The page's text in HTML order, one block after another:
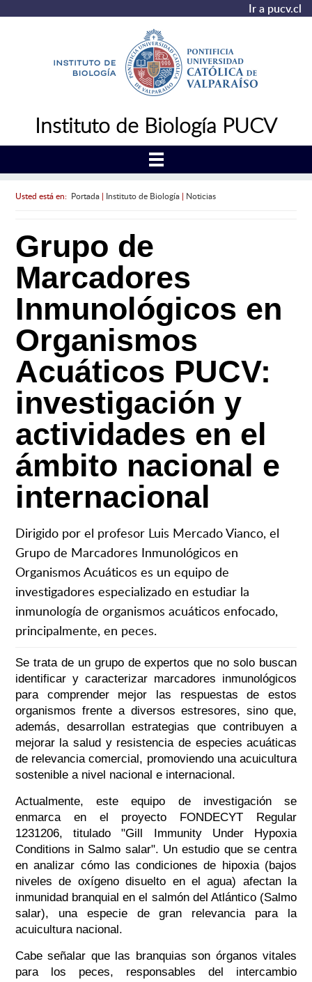
Ir a pucv.cl
Instituto de Biología PUCV
Usted está en: Portada| Instituto de Biología| Noticias
Grupo de
Marcadores
Inmunológicos en
Organismos
Acuáticos PUCV:
investigación y
actividades en el
ámbito nacional e
internacional
Dirigido por el profesor Luis Mercado Vianco, el
Grupo de Marcadores Inmunológicos en
Organismos Acuáticos es un equipo de
investigadores especializado en estudiar la
inmunología de organismos acuáticos enfocado,
principalmente, en peces.
Se trata de un grupo de expertos que no solo buscan
identificar y caracterizar marcadores inmunológicos
para comprender mejor las respuestas de estos
organismos frente a diversos estresores, sino que,
además, desarrollan estrategias que contribuyen a
mejorar la salud y resistencia de especies acuáticas
de relevancia comercial, promoviendo una acuicultura
sostenible a nivel nacional e internacional.
Actualmente, este equipo de investigación se
enmarca en el proyecto FONDECYT Regular
1231206, titulado "Gill Immunity Under Hypoxia
Conditions in Salmo salar". Un estudio que se centra
en analizar cómo las condiciones de hipoxia (bajos
niveles de oxígeno disuelto en el agua) afectan la
inmunidad branquial en el salmón del Atlántico (Salmo
salar), una especie de gran relevancia para la
acuicultura nacional.
Cabe señalar que las branquias son órganos vitales
para los peces, responsables del intercambio